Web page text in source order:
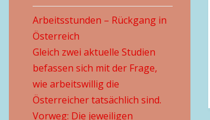
Arbeitsstunden – Rückgang in
Österreich
Gleich zwei aktuelle Studien
befassen sich mit der Frage,
wie arbeitswillig die
Österreicher tatsächlich sind.
Vorweg: Die jeweiligen